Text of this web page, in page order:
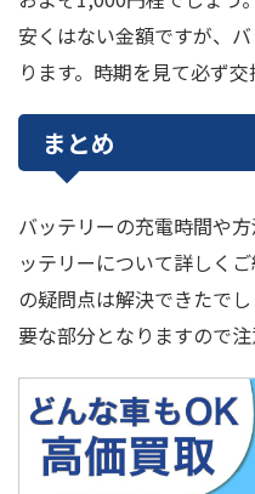
安くはない金額ですが、
ります。時期を見て必ず
まとめ
バッテリーの充電時間や
ッテリーについて詳しく
の疑問点は解決できたで
要な部分となりますので注